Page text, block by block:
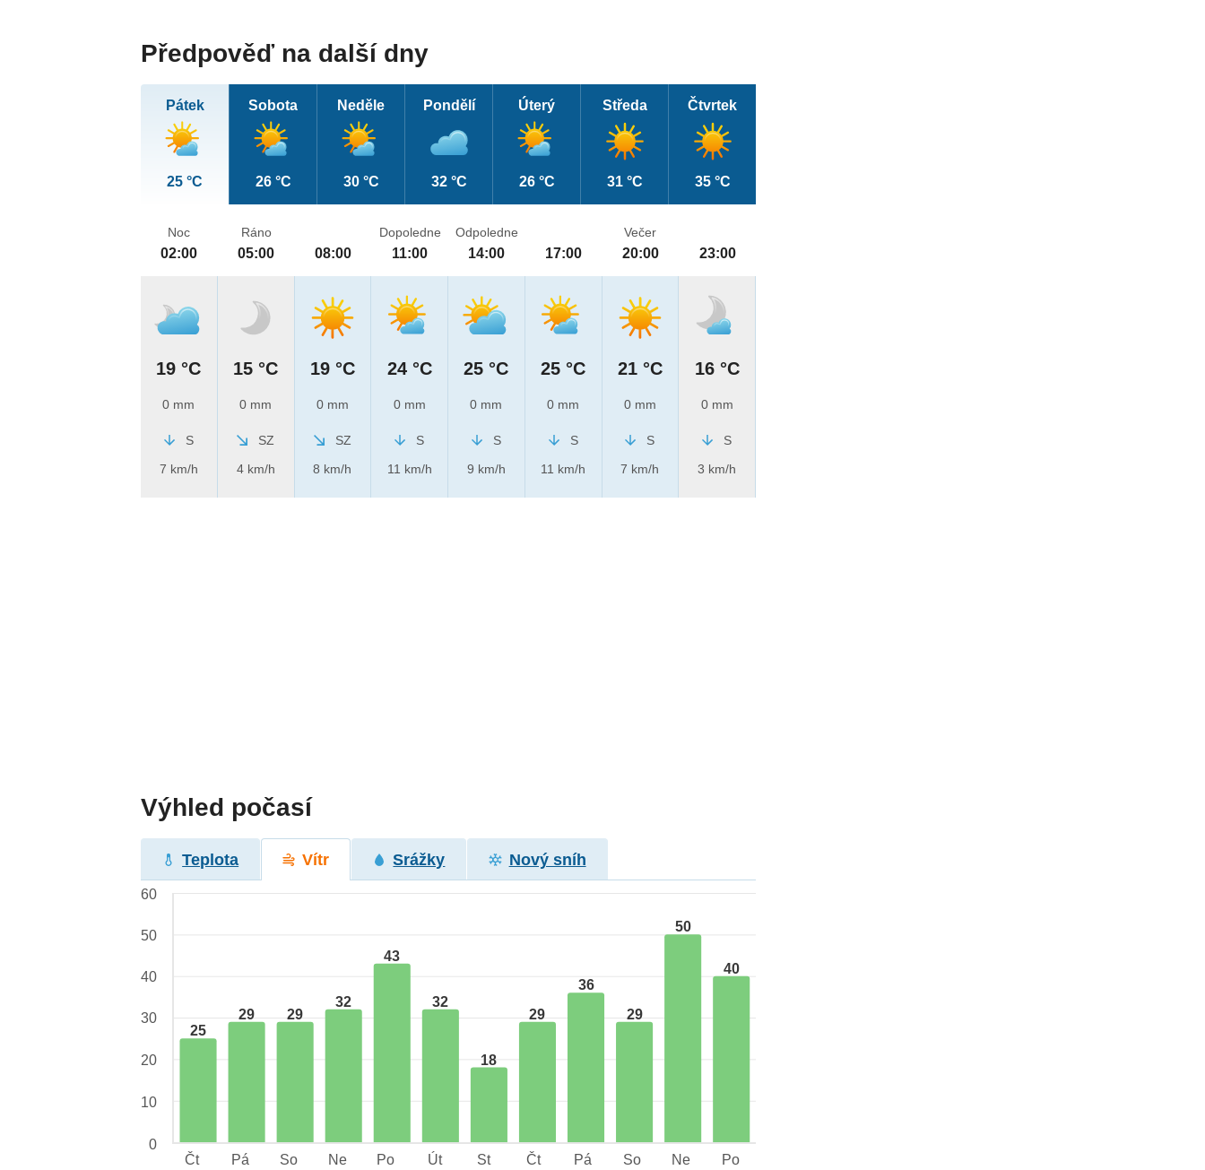
Předpověď na další dny
Pátek
25 °C
Sobota
26 °C
Neděle
30 °C
Pondělí
32 °C
Úterý
26 °C
Středa
31 °C
Čtvrtek
35 °C
Noc
02:00
19 °C
0 mm
S
7 km/h
Ráno
05:00
15 °C
0 mm
SZ
4 km/h
08:00
19 °C
0 mm
SZ
8 km/h
Dopoledne
11:00
24 °C
0 mm
S
11 km/h
Odpoledne
14:00
25 °C
0 mm
S
9 km/h
17:00
25 °C
0 mm
S
11 km/h
Večer
20:00
21 °C
0 mm
S
7 km/h
23:00
16 °C
0 mm
S
3 km/h
Výhled počasí
Teplota Vítr Srážky Nový sníh
25
29 29
32
43
32
18
29
36
29
50
40
60
50
40
30
20
10
0
Čt
Pá So Ne Po Út St Čt Pá So Ne Po